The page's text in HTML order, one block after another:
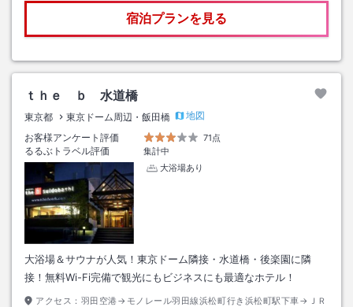
宿泊プランを見る
ｔｈｅ ｂ 水道橋
東京都 東京ドーム周辺・飯田橋
地図
お客様アンケート評価
71点
るるぶトラベル評価
集計中
大浴場あり
大浴場＆サウナが人気！東京ドーム隣接・水道橋・後楽園に隣
接！無料Wi-Fi完備で観光にもビジネスにも最適なホテル！
アクセス： 羽田空港→モノレール羽田線浜松町行き浜松町駅下車→ＪＲ